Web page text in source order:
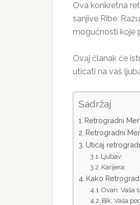
Ova konkretna
sanjive Ribe.
mogućnosti koje
Ovaj članak će
uticati na vaš
Sadržaj
Retrogradni
Retrogradni
Uticaj
Ljubav:
Karijera:
Kako
Ovan: Vaša
Bik: Vaša